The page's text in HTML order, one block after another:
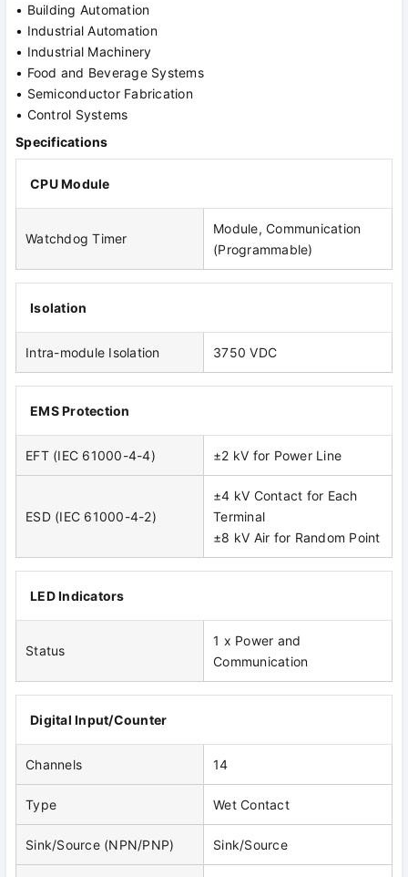
• Building Automation
• Industrial Automation
• Industrial Machinery
• Food and Beverage Systems
• Semiconductor Fabrication
• Control Systems
Specifications
CPU Module
Watchdog Timer
Module, Communication
(Programmable)
Isolation
Intra-module Isolation 3750 VDC
EMS Protection
EFT (IEC 61000-4-4) ±2 kV for Power Line
ESD (IEC 61000-4-2)
±4 kV Contact for Each
Terminal
±8 kV Air for Random Point
LED Indicators
Status
1 x Power and
Communication
Digital Input/Counter
Channels 14
Type Wet Contact
Sink/Source (NPN/PNP) Sink/Source